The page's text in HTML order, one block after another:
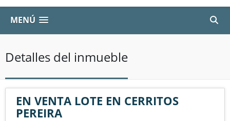
MENÚ
Detalles del inmueble
EN VENTA LOTE EN CERRITOS
PEREIRA